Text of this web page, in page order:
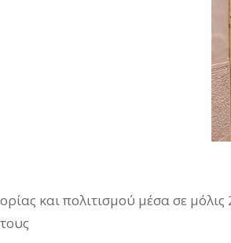
και πολιτισμού μέσα σε